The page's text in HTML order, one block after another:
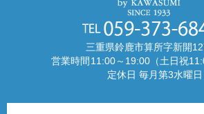
三重県鈴鹿市算所字新開
営業時間11:00～19:00（土日祝
定休日 毎月第3水曜日